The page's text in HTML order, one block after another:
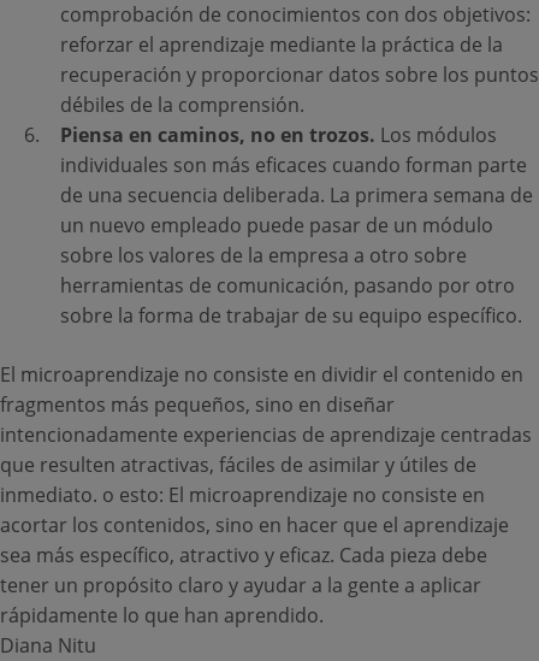
comprobación de conocimientos con dos objetivos:
reforzar el aprendizaje mediante la práctica de la
recuperación y proporcionar datos sobre los puntos
débiles de la comprensión.
Piensa en caminos, no en trozos. Los módulos
individuales son más eficaces cuando forman parte
de una secuencia deliberada. La primera semana de
un nuevo empleado puede pasar de un módulo
sobre los valores de la empresa a otro sobre
herramientas de comunicación, pasando por otro
sobre la forma de trabajar de su equipo específico.
El microaprendizaje no consiste en dividir el contenido en
fragmentos más pequeños, sino en diseñar
intencionadamente experiencias de aprendizaje centradas
que resulten atractivas, fáciles de asimilar y útiles de
inmediato. o esto: El microaprendizaje no consiste en
acortar los contenidos, sino en hacer que el aprendizaje
sea más específico, atractivo y eficaz. Cada pieza debe
tener un propósito claro y ayudar a la gente a aplicar
rápidamente lo que han aprendido.
Diana Nitu